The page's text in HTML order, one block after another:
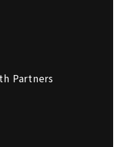
Partners